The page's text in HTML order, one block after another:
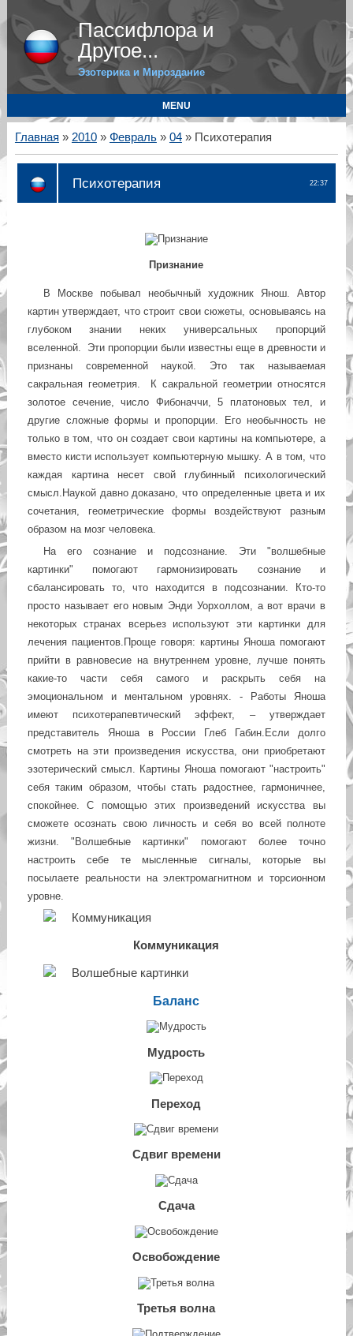
Пассифлора и
Другое...
Эзотерика и Мироздание
MENU
Главная » 2010 » Февраль » 04» Психотерапия
22:37
Психотерапия
Признание
В Москве побывал необычный художник Янош. Автор
картин утверждает, что строит свои сюжеты, основываясь на
глубоком знании неких универсальных пропорций
вселенной. Эти пропорции были известны еще в древности и
признаны современной наукой. Это так называемая
сакральная геометрия. К сакральной геометрии относятся
золотое сечение, число Фибоначчи, 5 платоновых тел, и
другие сложные формы и пропорции. Его необычность не
только в том, что он создает свои картины на компьютере, а
вместо кисти использует компьютерную мышку. А в том, что
каждая картина несет свой глубинный психологический
смысл.Наукой давно доказано, что определенные цвета и их
сочетания, геометрические формы воздействуют разным
образом на мозг человека.
На его сознание и подсознание. Эти "волшебные
картинки" помогают гармонизировать сознание и
сбалансировать то, что находится в подсознании. Кто-то
просто называет его новым Энди Уорхоллом, а вот врачи в
некоторых странах всерьез используют эти картинки для
лечения пациентов.Проще говоря: картины Яноша помогают
прийти в равновесие на внутреннем уровне, лучше понять
какие-то части себя самого и раскрыть себя на
эмоциональном и ментальном уровнях. - Работы Яноша
имеют психотерапевтический эффект, – утверждает
представитель Яноша в России Глеб Габин.Если долго
смотреть на эти произведения искусства, они приобретают
эзотерический смысл. Картины Яноша помогают "настроить"
себя таким образом, чтобы стать радостнее, гармоничнее,
спокойнее. С помощью этих произведений искусства вы
сможете осознать свою личность и себя во всей полноте
жизни. "Волшебные картинки" помогают более точно
настроить себе те мысленные сигналы, которые вы
посылаете реальности на электромагнитном и торсионном
уровне.
Коммуникация
Баланс
Мудрость
Переход
Сдвиг времени
Сдача
Освобождение
Третья волна